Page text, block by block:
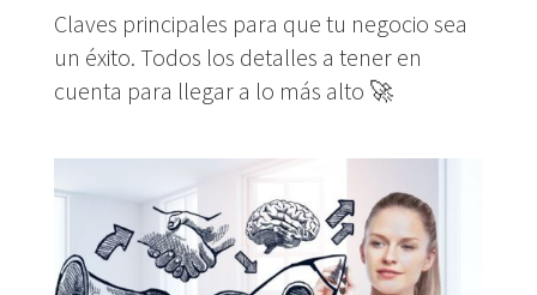
Claves principales para que tu negocio sea
un éxito. Todos los detalles a tener en
cuenta para llegar a lo más alto 🚀